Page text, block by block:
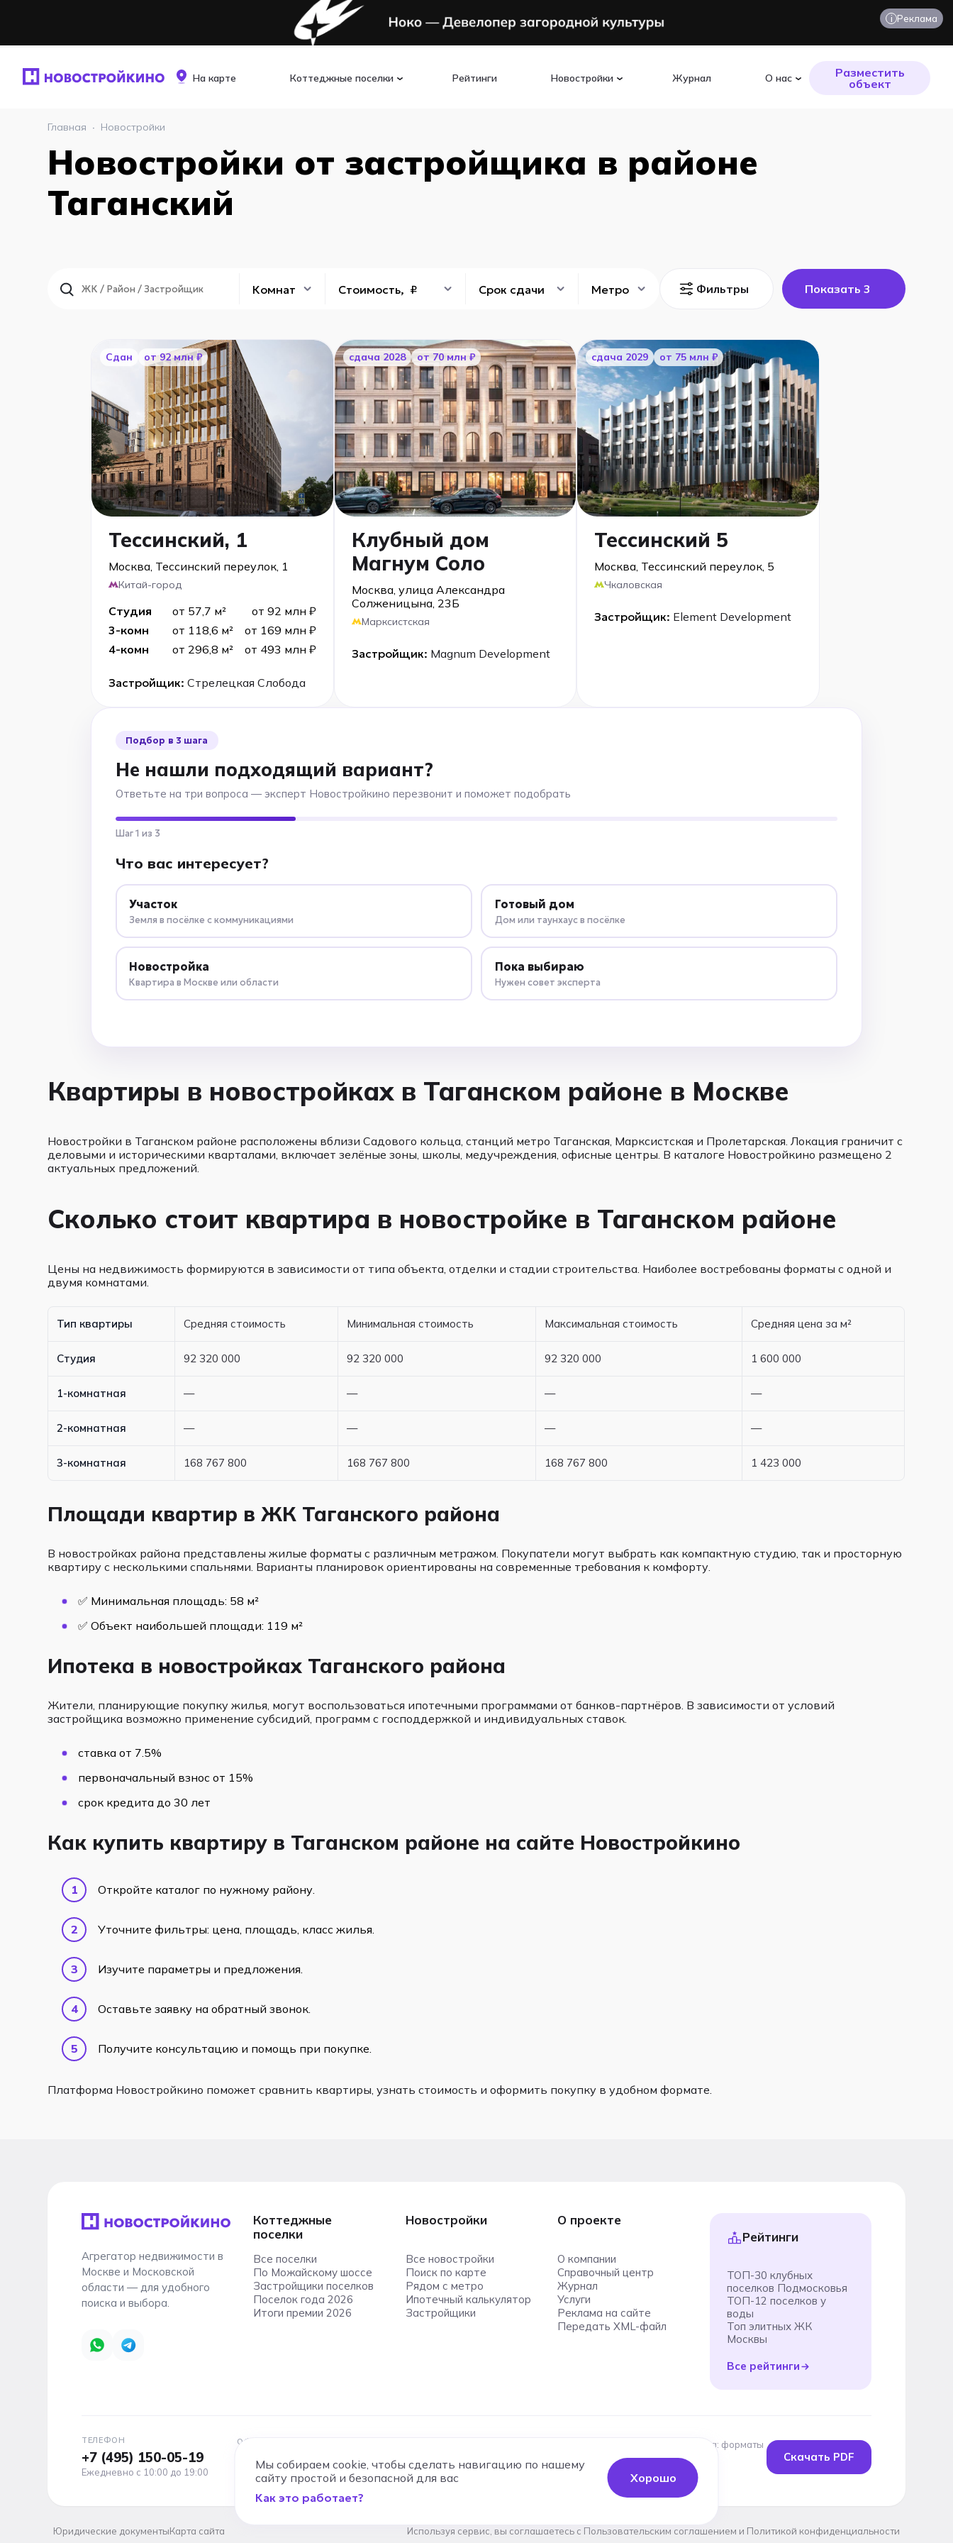
На карте Коттеджные поселки Рейтинги Новостройки Журнал О нас
Разместить
объект
i Реклама
Главная · Новостройки
Новостройки от застройщика в районе
Таганский
Комнат Стоимость, ₽ Срок сдачи Метро Фильтры Показать 3
Сдан от 92 млн ₽
Тессинский, 1
Москва, Тессинский переулок, 1
Китай-город
Студия от 57,7 м²
от 92 млн ₽
3-комн
от 118,6 м²
от 169 млн ₽
4-комн
от 296,8 м² от 493 млн ₽
Застройщик: Стрелецкая Слобода
cдача 2028 от 70 млн ₽
Клубный дом
Магнум Соло
Москва, улица Александра
Солженицына, 23Б
Марксистская
Застройщик: Magnum Development
cдача 2029 от 75 млн ₽
Тессинский 5
Москва, Тессинский переулок, 5
Чкаловская
Застройщик: Element Development
Подбор в 3 шага
Не нашли подходящий вариант?
Ответьте на три вопроса — эксперт Новостройкино перезвонит и поможет подобрать
Шаг 1 из 3
Что вас интересует?
Участок
Земля в посёлке с коммуникациями
Готовый дом
Дом или таунхаус в посёлке
Новостройка
Квартира в Москве или области
Пока выбираю
Нужен совет эксперта
Квартиры в новостройках в Таганском районе в Москве
Новостройки в Таганском районе расположены вблизи Садового кольца, станций метро Таганская, Марксистская и Пролетарская. Локация граничит с
деловыми и историческими кварталами, включает зелёные зоны, школы, медучреждения, офисные центры. В каталоге Новостройкино размещено 2
актуальных предложений.
Сколько стоит квартира в новостройке в Таганском районе
Цены на недвижимость формируются в зависимости от типа объекта, отделки и стадии строительства. Наиболее востребованы форматы с одной и
двумя комнатами.
Тип квартиры Средняя стоимость Минимальная стоимость Максимальная стоимость Средняя цена за м²
Студия 92 320 000 92 320 000 92 320 000 1 600 000
1-комнатная — — — —
2-комнатная — — — —
3-комнатная 168 767 800 168 767 800 168 767 800 1 423 000
Площади квартир в ЖК Таганского района
В новостройках района представлены жилые форматы с различным метражом. Покупатели могут выбрать как компактную студию, так и просторную
квартиру с несколькими спальнями. Варианты планировок ориентированы на современные требования к комфорту.
✅ Минимальная площадь: 58 м²
✅ Объект наибольшей площади: 119 м²
Ипотека в новостройках Таганского района
Жители, планирующие покупку жилья, могут воспользоваться ипотечными программами от банков-партнёров. В зависимости от условий
застройщика возможно применение субсидий, программ с господдержкой и индивидуальных ставок.
ставка от 7.5%
первоначальный взнос от 15%
срок кредита до 30 лет
Как купить квартиру в Таганском районе на сайте Новостройкино
Откройте каталог по нужному району.
Уточните фильтры: цена, площадь, класс жилья.
Изучите параметры и предложения.
Оставьте заявку на обратный звонок.
Получите консультацию и помощь при покупке.
Платформа Новостройкино поможет сравнить квартиры, узнать стоимость и оформить покупку в удобном формате.
Агрегатор недвижимости в
Москве и Московской
области — для удобного
поиска и выбора.
Коттеджные
поселки
Все поселки
По Можайскому шоссе
Застройщики поселков
Поселок года 2026
Итоги премии 2026
Новостройки
Все новостройки
Поиск по карте
Рядом с метро
Ипотечный калькулятор
Застройщики
О проекте
О компании
Справочный центр
Журнал
Услуги
Реклама на сайте
Передать XML-файл
Рейтинги
ТОП-30 клубных
поселков Подмосковья
ТОП-12 поселков у
воды
Топ элитных ЖК
Москвы
Все рейтинги
ТЕЛЕФОН
+7 (495) 150-05-19
Ежедневно с 10:00 до 19:00
ОФИС
Москва, Новоданиловская наб., 12
Бизнес-центр DM Tower
info@novostroikino.ru
Медиакит проекта: форматы
рекламы, охваты и
Скачать PDF
Юридические документыКарта сайта Используя сервис, вы соглашаетесь с Пользовательским соглашением и Политикой конфиденциальности
Мы собираем cookie, чтобы сделать навигацию по нашему
сайту простой и безопасной для вас
Как это работает?
Хорошо